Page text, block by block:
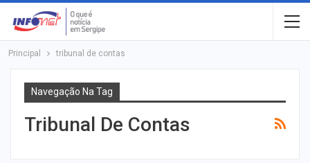
Principal tribunal de contas
Navegação Na Tag
Tribunal De Contas